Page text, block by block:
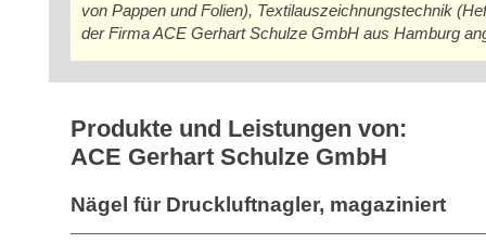
von Pappen und Folien), Textilauszeichnungstechnik
der Firma ACE Gerhart Schulze GmbH aus Hamburg
Produkte und Leistungen von:
ACE Gerhart Schulze GmbH
Nägel für Druckluftnagler, magaziniert